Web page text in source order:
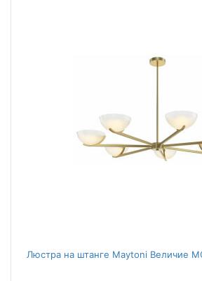
Люстра на штанге Maytoni Величие